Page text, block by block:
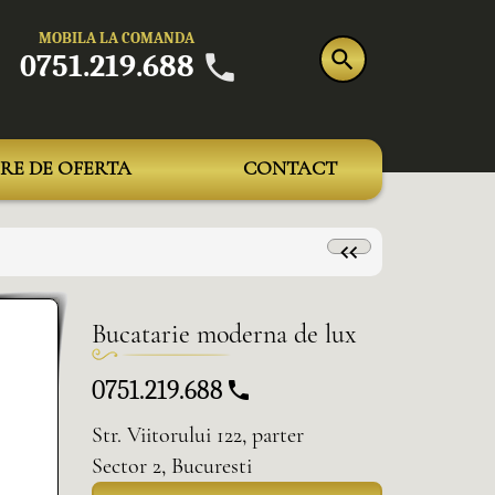
MOBILA LA COMANDA
0751.219.688
DE OFERTA CONTACT
Bucatarie moderna de lux
0751.219.688
Str. Viitorului 122, parter
Sector 2, Bucuresti